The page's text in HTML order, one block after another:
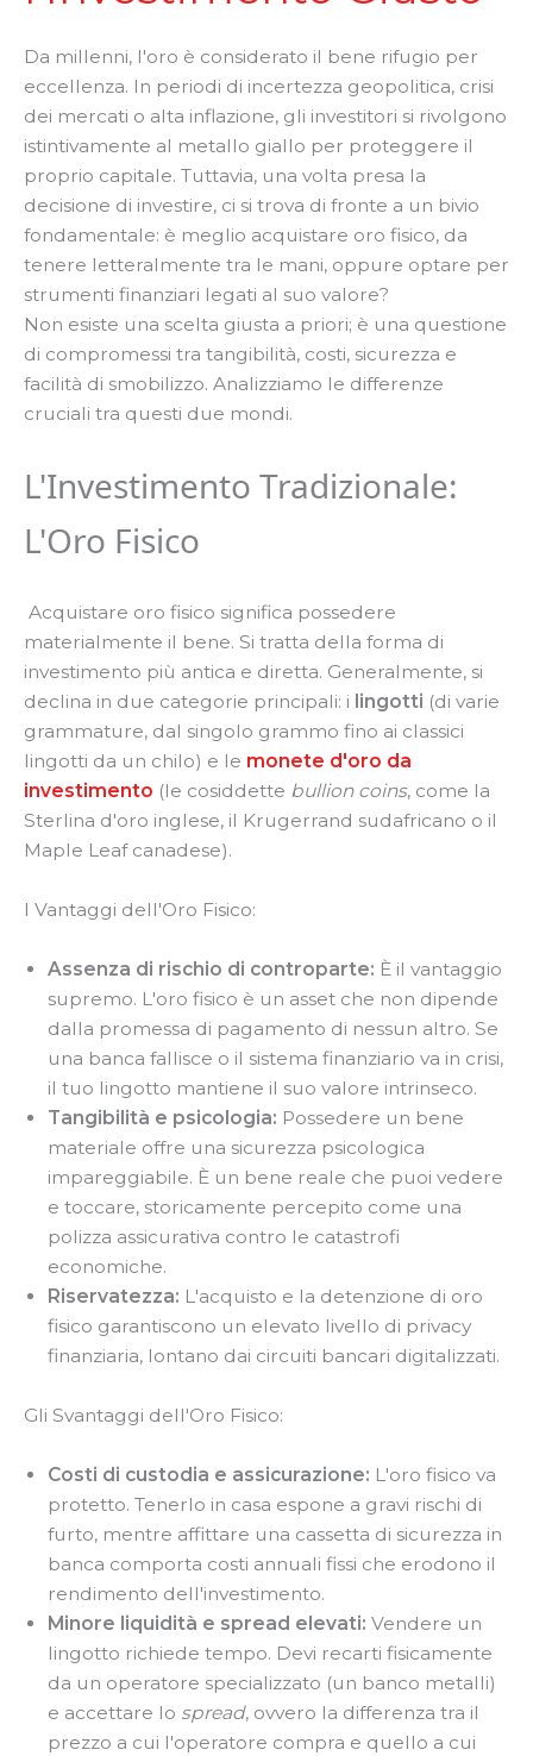
Da millenni, l'oro è considerato il bene rifugio per
eccellenza. In periodi di incertezza geopolitica, crisi
dei mercati o alta inflazione, gli investitori si rivolgono
istintivamente al metallo giallo per proteggere il
proprio capitale. Tuttavia, una volta presa la
decisione di investire, ci si trova di fronte a un bivio
fondamentale: è meglio acquistare oro fisico, da
tenere letteralmente tra le mani, oppure optare per
strumenti finanziari legati al suo valore?
Non esiste una scelta giusta a priori; è una questione
di compromessi tra tangibilità, costi, sicurezza e
facilità di smobilizzo. Analizziamo le differenze
cruciali tra questi due mondi.
L'Investimento Tradizionale:
L'Oro Fisico
Acquistare oro fisico significa possedere
materialmente il bene. Si tratta della forma di
investimento più antica e diretta. Generalmente, si
declina in due categorie principali: i lingotti (di varie
grammature, dal singolo grammo fino ai classici
lingotti da un chilo) e le monete d'oro da
investimento (le cosiddette bullion coins, come la
Sterlina d'oro inglese, il Krugerrand sudafricano o il
Maple Leaf canadese).
I Vantaggi dell'Oro Fisico:
Assenza di rischio di controparte: È il vantaggio
supremo. L'oro fisico è un asset che non dipende
dalla promessa di pagamento di nessun altro. Se
una banca fallisce o il sistema finanziario va in crisi,
il tuo lingotto mantiene il suo valore intrinseco.
Tangibilità e psicologia: Possedere un bene
materiale offre una sicurezza psicologica
impareggiabile. È un bene reale che puoi vedere
e toccare, storicamente percepito come una
polizza assicurativa contro le catastrofi
economiche.
Riservatezza: L'acquisto e la detenzione di oro
fisico garantiscono un elevato livello di privacy
finanziaria, lontano dai circuiti bancari digitalizzati.
Gli Svantaggi dell'Oro Fisico:
Costi di custodia e assicurazione: L'oro fisico va
protetto. Tenerlo in casa espone a gravi rischi di
furto, mentre affittare una cassetta di sicurezza in
banca comporta costi annuali fissi che erodono il
rendimento dell'investimento.
Minore liquidità e spread elevati: Vendere un
lingotto richiede tempo. Devi recarti fisicamente
da un operatore specializzato (un banco metalli)
e accettare lo spread, ovvero la differenza tra il
prezzo a cui l'operatore compra e quello a cui